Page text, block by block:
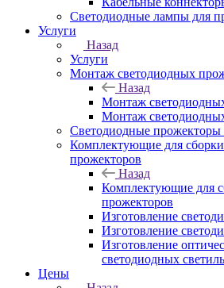
Светодиодные лампы для
Услуги
Назад
Услуги
Монтаж светодиодных
Назад
Монтаж
Монтаж
Светодиодные прожекторы
Комплектующие для
прожекторов
Назад
Комплектующие для
прожекторов
Изготовление
Изготовление
Изготовление
светодиодных
Цены